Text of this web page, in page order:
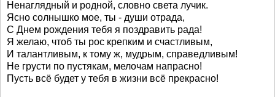
Ненаглядный и родной, словно света лучик.
Ясно солнышко мое, ты - души отрада,
С Днем рождения тебя я поздравить рада!
Я желаю, чтоб ты рос крепким и счастливым,
И талантливым, к тому ж, мудрым, справедливым!
Не грусти по пустякам, мелочам напрасно!
Пусть всё будет у тебя в жизни всё прекрасно!